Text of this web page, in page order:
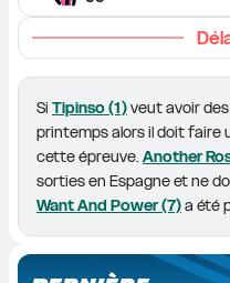
Si Tipinso (1) veut avoir
printemps alors il doit faire
cette épreuve. Another
sorties en Espagne et ne
Want And Power (7) a été